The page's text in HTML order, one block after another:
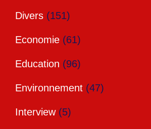
Divers (151)
Economie (61)
Education (96)
Environnement (47)
Interview(5)